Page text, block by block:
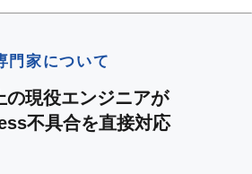
門家について
の現役エンジニアが
不具合を直接対応